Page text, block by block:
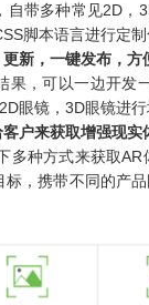
自带多种常见2D，
脚本语言进行定
新，一键发布，方
果，可以一边开发
眼镜，3D眼镜进行
户来获取增强现实
多种方式来获取
，携带不同的产